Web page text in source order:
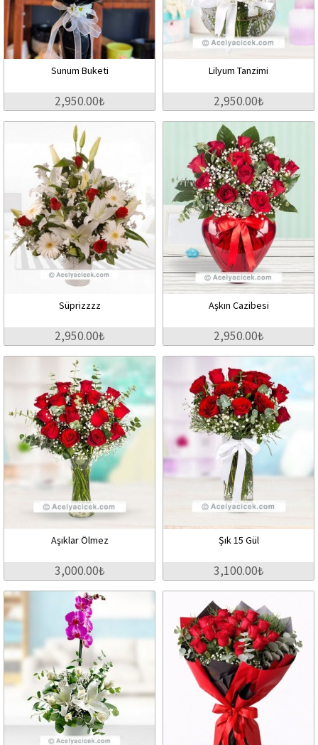
Sunum Buketi
2,950.00₺
Lilyum Tanzimi
2,950.00₺
Süprizzzz
2,950.00₺
Aşkın Cazibesi
2,950.00₺
Aşıklar Ölmez
3,000.00₺
Şık 15 Gül
3,100.00₺